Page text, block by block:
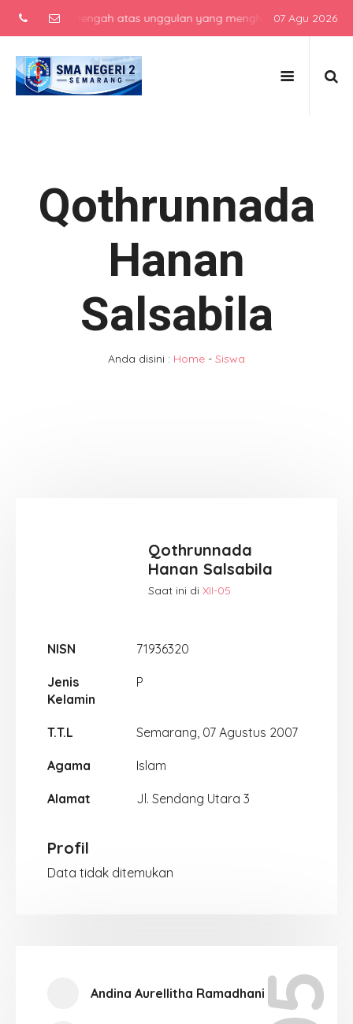
menengah atas unggulan yang menghasilkan lulusan
07 Agu 2026
Qothrunnada
Hanan
Salsabila
Anda disini : Home - Siswa
Qothrunnada
Hanan Salsabila
Saat ini di XII-05
NISN 71936320
Jenis
Kelamin
P
T.T.L Semarang, 07 Agustus 2007
Agama Islam
Alamat Jl. Sendang Utara 3
Profil
Data tidak ditemukan
Andina Aurellitha Ramadhani